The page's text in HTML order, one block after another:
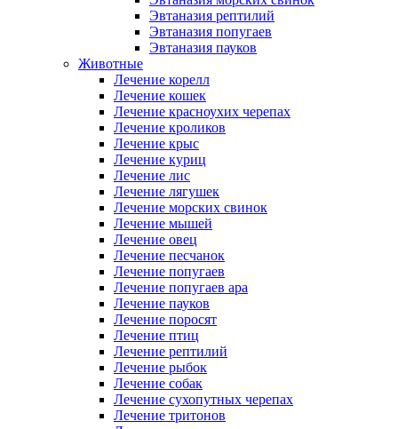
Эвтаназия рептилий
Эвтаназия попугаев
Эвтаназия пауков
Животные
Лечение корелл
Лечение кошек
Лечение красноухих черепах
Лечение кроликов
Лечение крыс
Лечение куриц
Лечение лис
Лечение лягушек
Лечение морских свинок
Лечение мышей
Лечение овец
Лечение песчанок
Лечение попугаев
Лечение попугаев ара
Лечение пауков
Лечение поросят
Лечение птиц
Лечение рептилий
Лечение рыбок
Лечение собак
Лечение сухопутных черепах
Лечение тритонов